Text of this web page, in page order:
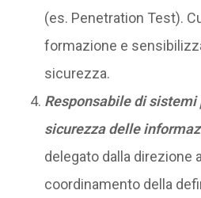
(es. Penetration Test).
formazione e
sicurezza.
Responsabile di
sicurezza delle
delegato dalla direzione
coordinamento della